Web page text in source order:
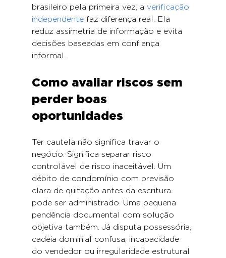
brasileiro pela primeira vez, a verificação
independente faz diferença real. Ela
reduz assimetria de informação e evita
decisões baseadas em confiança
informal.
Como avaliar riscos sem
perder boas
oportunidades
Ter cautela não significa travar o
negócio. Significa separar risco
controlável de risco inaceitável. Um
débito de condomínio com previsão
clara de quitação antes da escritura
pode ser administrado. Uma pequena
pendência documental com solução
objetiva também. Já disputa possessória,
cadeia dominial confusa, incapacidade
do vendedor ou irregularidade estrutural